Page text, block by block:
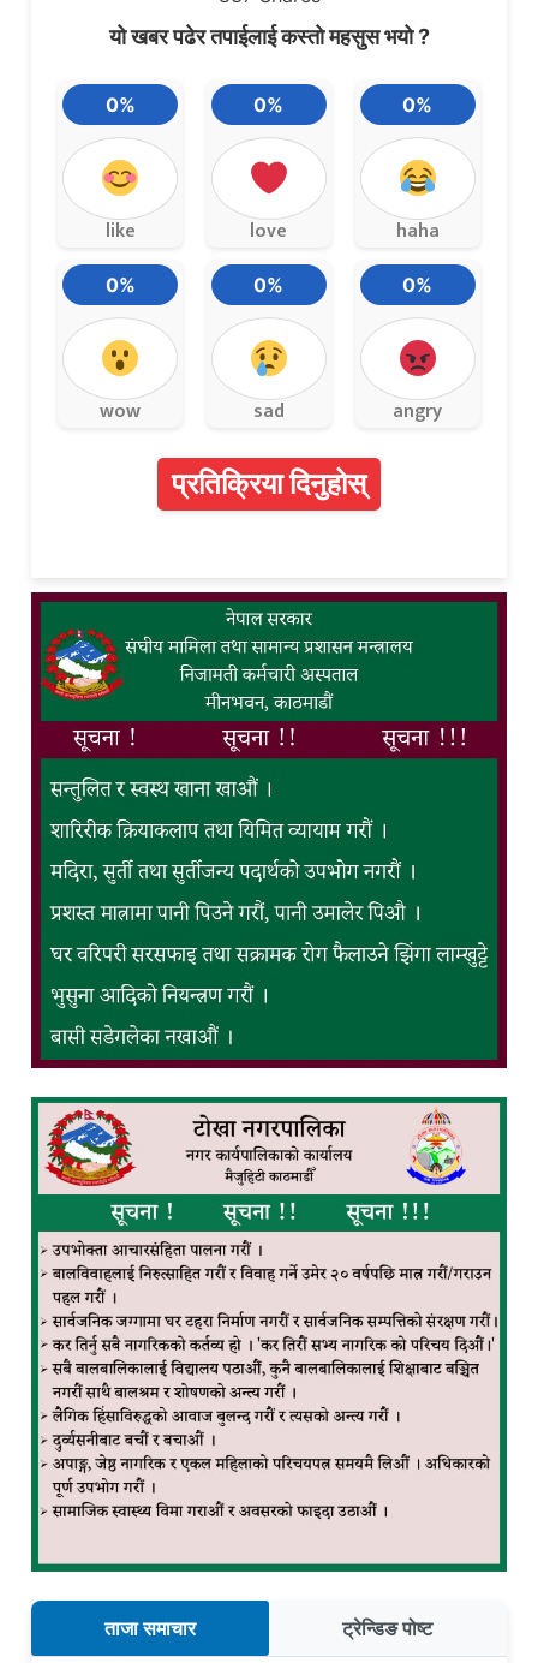
यो खबर पढेर तपाईलाई कस्तो महसुस भयो ?
0%
like
0%
love
0%
haha
0%
wow
0%
sad
0%
angry
प्रतिक्रिया दिनुहोस्
ताजा समाचार ट्रेन्डिङ पोष्ट